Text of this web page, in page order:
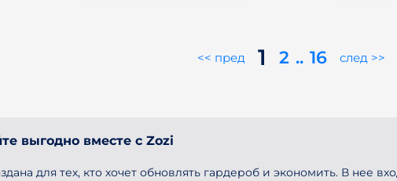
<< пред 1 2 .. 16 след >>
выгодно вместе с Zozi
для тех, кто хочет обновлять гардероб и экономить. В нее